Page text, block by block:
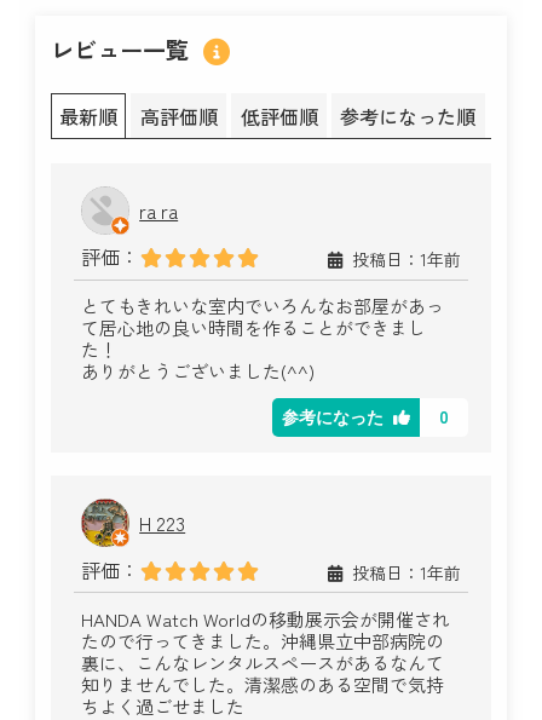
レビュー一覧
最新順 高評価順 低評価順 参考になった順
ra ra
評価：
投稿日：1年前
とてもきれいな室内でいろんなお部屋があっ
て居心地の良い時間を作ることができまし
た！
ありがとうございました(^^)
参考になった 0
H 223
評価：
投稿日：1年前
HANDA Watch Worldの移動展示会が開催され
たので行ってきました。沖縄県立中部病院の
裏に、こんなレンタルスペースがあるなんて
知りませんでした。清潔感のある空間で気持
ちよく過ごせました